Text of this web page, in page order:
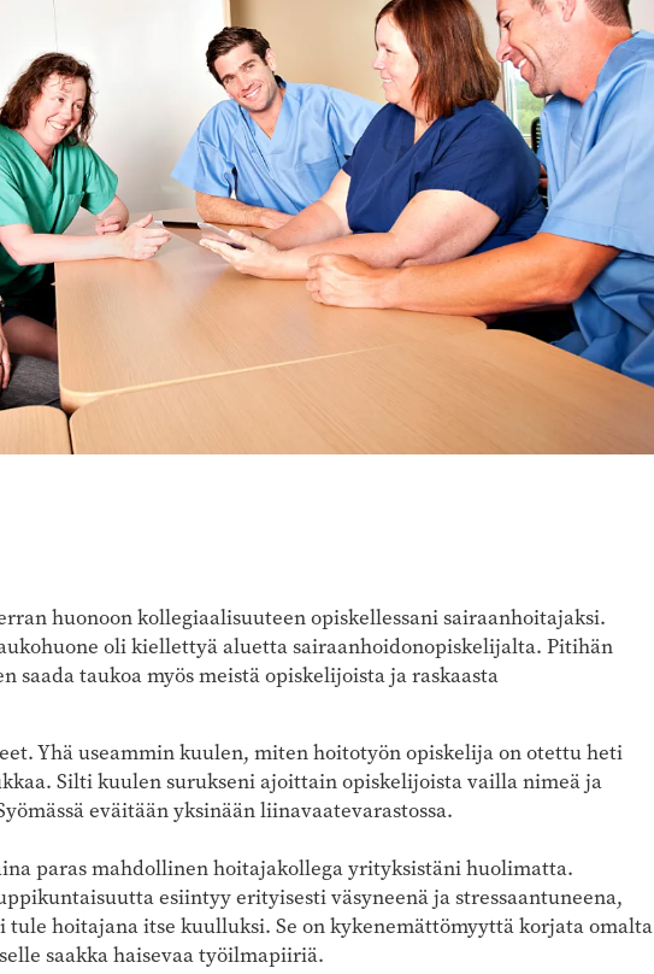
huonoon kollegiaalisuuteen opiskellessani sairaanhoitajaksi.
oli kiellettyä aluetta sairaanhoidonopiskelijalta. Pitihän
saada taukoa myös meistä opiskelijoista ja raskaasta
Yhä useammin kuulen, miten hoitotyön opiskelija on otettu heti
Silti kuulen surukseni ajoittain opiskelijoista vailla nimeä ja
eväitään yksinään liinavaatevarastossa.
paras mahdollinen hoitajakollega yrityksistäni huolimatta.
esiintyy erityisesti väsyneenä ja stressaantuneena,
hoitajana itse kuulluksi. Se on kykenemättömyyttä korjata omalta
saakka haisevaa työilmapiiriä.